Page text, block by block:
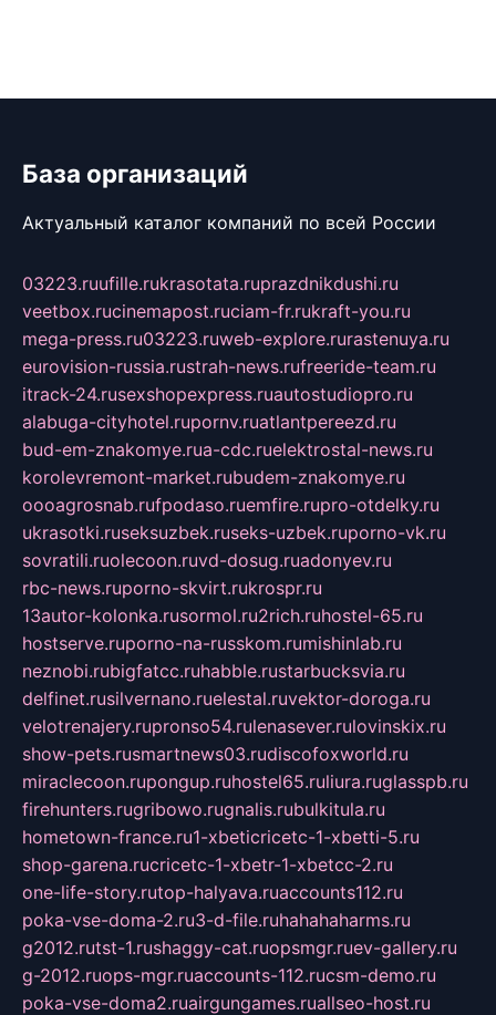
База организаций
Актуальный каталог компаний по всей России
03223.ruufille.rukrasotata.ruprazdnikdushi.ru
veetbox.rucinemapost.ruciam-fr.rukraft-you.ru
mega-press.ru03223.ruweb-explore.rurastenuya.ru
eurovision-russia.rustrah-news.rufreeride-team.ru
itrack-24.rusexshopexpress.ruautostudiopro.ru
alabuga-cityhotel.rupornv.ruatlantpereezd.ru
bud-em-znakomye.rua-cdc.ruelektrostal-news.ru
korolevremont-market.rubudem-znakomye.ru
oooagrosnab.rufpodaso.ruemfire.rupro-otdelky.ru
ukrasotki.ruseksuzbek.ruseks-uzbek.ruporno-vk.ru
sovratili.ruolecoon.ruvd-dosug.ruadonyev.ru
rbc-news.ruporno-skvirt.rukrospr.ru
13autor-kolonka.rusormol.ru2rich.ruhostel-65.ru
hostserve.ruporno-na-russkom.rumishinlab.ru
neznobi.rubigfatcc.ruhabble.rustarbucksvia.ru
delfinet.rusilvernano.ruelestal.ruvektor-doroga.ru
velotrenajery.rupronso54.rulenasever.rulovinskix.ru
show-pets.rusmartnews03.rudiscofoxworld.ru
miraclecoon.rupongup.ruhostel65.ruliura.ruglasspb.ru
firehunters.rugribowo.rugnalis.rubulkitula.ru
hometown-france.ru1-xbeticricetc-1-xbetti-5.ru
shop-garena.rucricetc-1-xbetr-1-xbetcc-2.ru
one-life-story.rutop-halyava.ruaccounts112.ru
poka-vse-doma-2.ru3-d-file.ruhahahaharms.ru
g2012.rutst-1.rushaggy-cat.ruopsmgr.ruev-gallery.ru
g-2012.ruops-mgr.ruaccounts-112.rucsm-demo.ru
poka-vse-doma2.ruairgungames.ruallseo-host.ru